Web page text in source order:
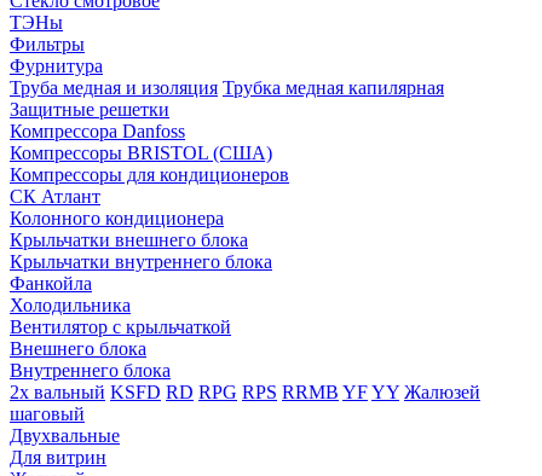
ТЭНы
Фильтры
Фурнитура
Труба медная и изоляция Трубка медная капилярная
Защитные решетки
Компрессора Danfoss
Компрессоры BRISTOL (США)
Компрессоры для кондиционеров
СК Атлант
Колонного кондиционера
Крыльчатки внешнего блока
Крыльчатки внутреннего блока
Фанкойла
Холодильника
Вентилятор с крыльчаткой
Внешнего блока
Внутреннего блока
2х вальный KSFD RD RPG RPS RRMB YFYY Жалюзей
шаговый
Двухвальные
Для витрин